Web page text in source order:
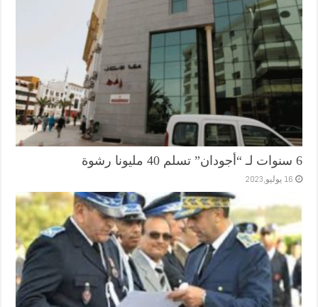
6 سنوات لـ “أجودان” تسلم 40 مليونا رشوة
16 يوليو,2023